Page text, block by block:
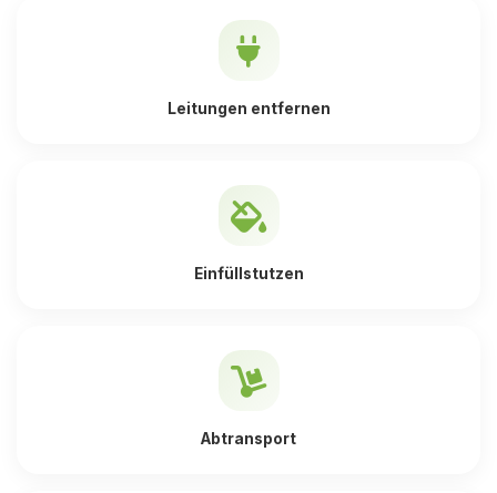
Leitungen entfernen
Einfüllstutzen
Abtransport